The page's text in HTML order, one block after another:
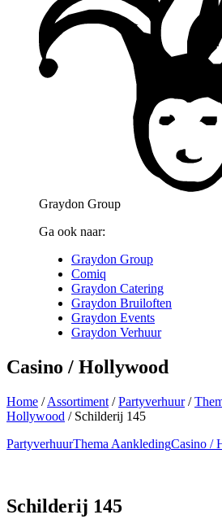
Graydon Group
Ga ook naar:
Graydon Group
Comiq
Graydon Catering
Graydon Bruiloften
Graydon Events
Graydon Verhuur
Casino / Hollywood
Home /Assortiment /Partyverhuur/
Hollywood / Schilderij 145
PartyverhuurThema AankledingCasino /
Schilderij 145